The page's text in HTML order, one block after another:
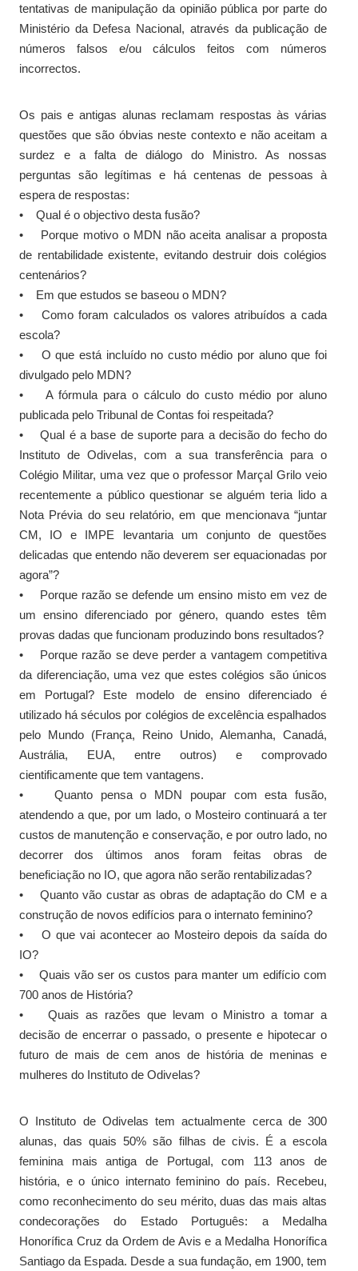
tentativas de manipulação da opinião pública por parte do
Ministério da Defesa Nacional, através da publicação de
números falsos e/ou cálculos feitos com números
incorrectos.
Os pais e antigas alunas reclamam respostas às várias
questões que são óbvias neste contexto e não aceitam a
surdez e a falta de diálogo do Ministro. As nossas
perguntas são legítimas e há centenas de pessoas à
espera de respostas:
• Qual é o objectivo desta fusão?
• Porque motivo o MDN não aceita analisar a proposta
de rentabilidade existente, evitando destruir dois colégios
centenários?
• Em que estudos se baseou o MDN?
• Como foram calculados os valores atribuídos a cada
escola?
• O que está incluído no custo médio por aluno que foi
divulgado pelo MDN?
• A fórmula para o cálculo do custo médio por aluno
publicada pelo Tribunal de Contas foi respeitada?
• Qual é a base de suporte para a decisão do fecho do
Instituto de Odivelas, com a sua transferência para o
Colégio Militar, uma vez que o professor Marçal Grilo veio
recentemente a público questionar se alguém teria lido a
Nota Prévia do seu relatório, em que mencionava “juntar
CM, IO e IMPE levantaria um conjunto de questões
delicadas que entendo não deverem ser equacionadas por
agora”?
• Porque razão se defende um ensino misto em vez de
um ensino diferenciado por género, quando estes têm
provas dadas que funcionam produzindo bons resultados?
• Porque razão se deve perder a vantagem competitiva
da diferenciação, uma vez que estes colégios são únicos
em Portugal? Este modelo de ensino diferenciado é
utilizado há séculos por colégios de excelência espalhados
pelo Mundo (França, Reino Unido, Alemanha, Canadá,
Austrália, EUA, entre outros) e comprovado
cientificamente que tem vantagens.
• Quanto pensa o MDN poupar com esta fusão,
atendendo a que, por um lado, o Mosteiro continuará a ter
custos de manutenção e conservação, e por outro lado, no
decorrer dos últimos anos foram feitas obras de
beneficiação no IO, que agora não serão rentabilizadas?
• Quanto vão custar as obras de adaptação do CM e a
construção de novos edifícios para o internato feminino?
• O que vai acontecer ao Mosteiro depois da saída do
IO?
• Quais vão ser os custos para manter um edifício com
700 anos de História?
• Quais as razões que levam o Ministro a tomar a
decisão de encerrar o passado, o presente e hipotecar o
futuro de mais de cem anos de história de meninas e
mulheres do Instituto de Odivelas?
O Instituto de Odivelas tem actualmente cerca de 300
alunas, das quais 50% são filhas de civis. É a escola
feminina mais antiga de Portugal, com 113 anos de
história, e o único internato feminino do país. Recebeu,
como reconhecimento do seu mérito, duas das mais altas
condecorações do Estado Português: a Medalha
Honorífica Cruz da Ordem de Avis e a Medalha Honorífica
Santiago da Espada. Desde a sua fundação, em 1900, tem